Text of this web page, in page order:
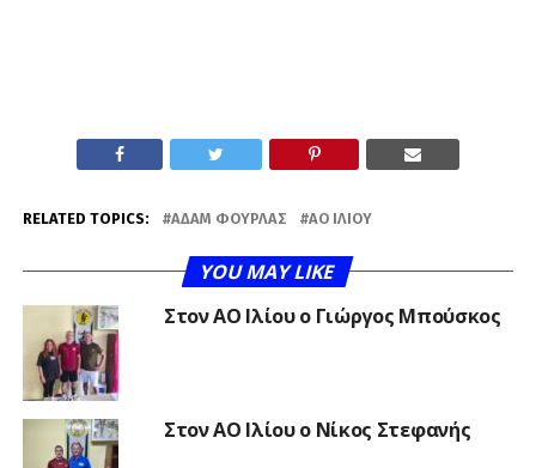
RELATED TOPICS: ΑΔΆΜ ΦΟΎΡΛΑΣ ΑΟ ΙΛΊΟΥ
YOU MAY LIKE
Στον ΑΟ Ιλίου ο Γιώργος Μπούσκος
Στον ΑΟ Ιλίου ο Νίκος Στεφανής